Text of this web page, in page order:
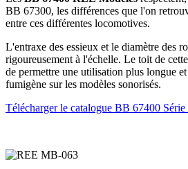
BB 67300, les différences que l'on
entre ces différentes locomotives.
L'entraxe des essieux et le diamètre des
rigoureusement à l'échelle. Le toit de
de permettre une utilisation plus longue
fumigène sur les modèles sonorisés.
Télécharger le catalogue BB 67400 Série